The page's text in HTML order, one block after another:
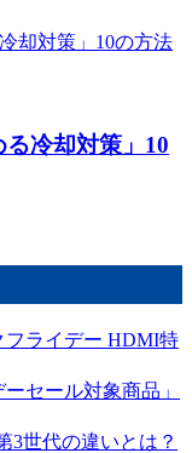
冷却対策」10
フライデー HDMI特
セール対象商品」
3世代の違いとは？